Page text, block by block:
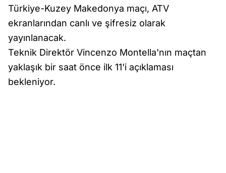
Türkiye-Kuzey Makedonya maçı, ATV
ekranlarından canlı ve şifresiz olarak
yayınlanacak.
Teknik Direktör Vincenzo Montella'nın maçtan
yaklaşık bir saat önce ilk 11'i açıklaması
bekleniyor.